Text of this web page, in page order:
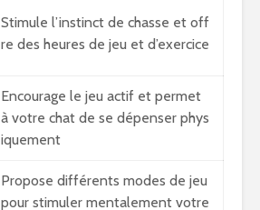
Stimule l’instinct de chasse et off
re des heures de jeu et d’exercice
Encourage le jeu actif et permet
à votre chat de se dépenser phys
iquement
Propose différents modes de jeu
pour stimuler mentalement votre